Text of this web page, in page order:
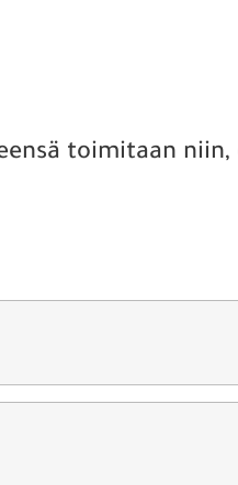
toimitaan niin,